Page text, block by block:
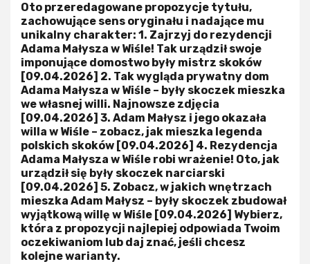
Oto przeredagowane propozycje tytułu,
zachowujące sens oryginału i nadające mu
unikalny charakter: 1. Zajrzyj do rezydencji
Adama Małysza w Wiśle! Tak urządził swoje
imponujące domostwo były mistrz skoków
[09.04.2026] 2. Tak wygląda prywatny dom
Adama Małysza w Wiśle – były skoczek mieszka
we własnej willi. Najnowsze zdjęcia
[09.04.2026] 3. Adam Małysz i jego okazała
willa w Wiśle – zobacz, jak mieszka legenda
polskich skoków [09.04.2026] 4. Rezydencja
Adama Małysza w Wiśle robi wrażenie! Oto, jak
urządził się były skoczek narciarski
[09.04.2026] 5. Zobacz, w jakich wnętrzach
mieszka Adam Małysz – były skoczek zbudował
wyjątkową willę w Wiśle [09.04.2026] Wybierz,
która z propozycji najlepiej odpowiada Twoim
oczekiwaniom lub daj znać, jeśli chcesz
kolejne warianty.